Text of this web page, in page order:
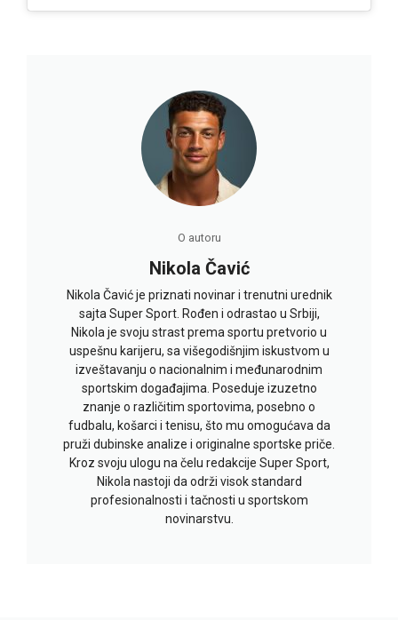
O autoru
Nikola Čavić
Nikola Čavić je priznati novinar i trenutni urednik
sajta Super Sport. Rođen i odrastao u Srbiji,
Nikola je svoju strast prema sportu pretvorio u
uspešnu karijeru, sa višegodišnjim iskustvom u
izveštavanju o nacionalnim i međunarodnim
sportskim događajima. Poseduje izuzetno
znanje o različitim sportovima, posebno o
fudbalu, košarci i tenisu, što mu omogućava da
pruži dubinske analize i originalne sportske priče.
Kroz svoju ulogu na čelu redakcije Super Sport,
Nikola nastoji da održi visok standard
profesionalnosti i tačnosti u sportskom
novinarstvu.